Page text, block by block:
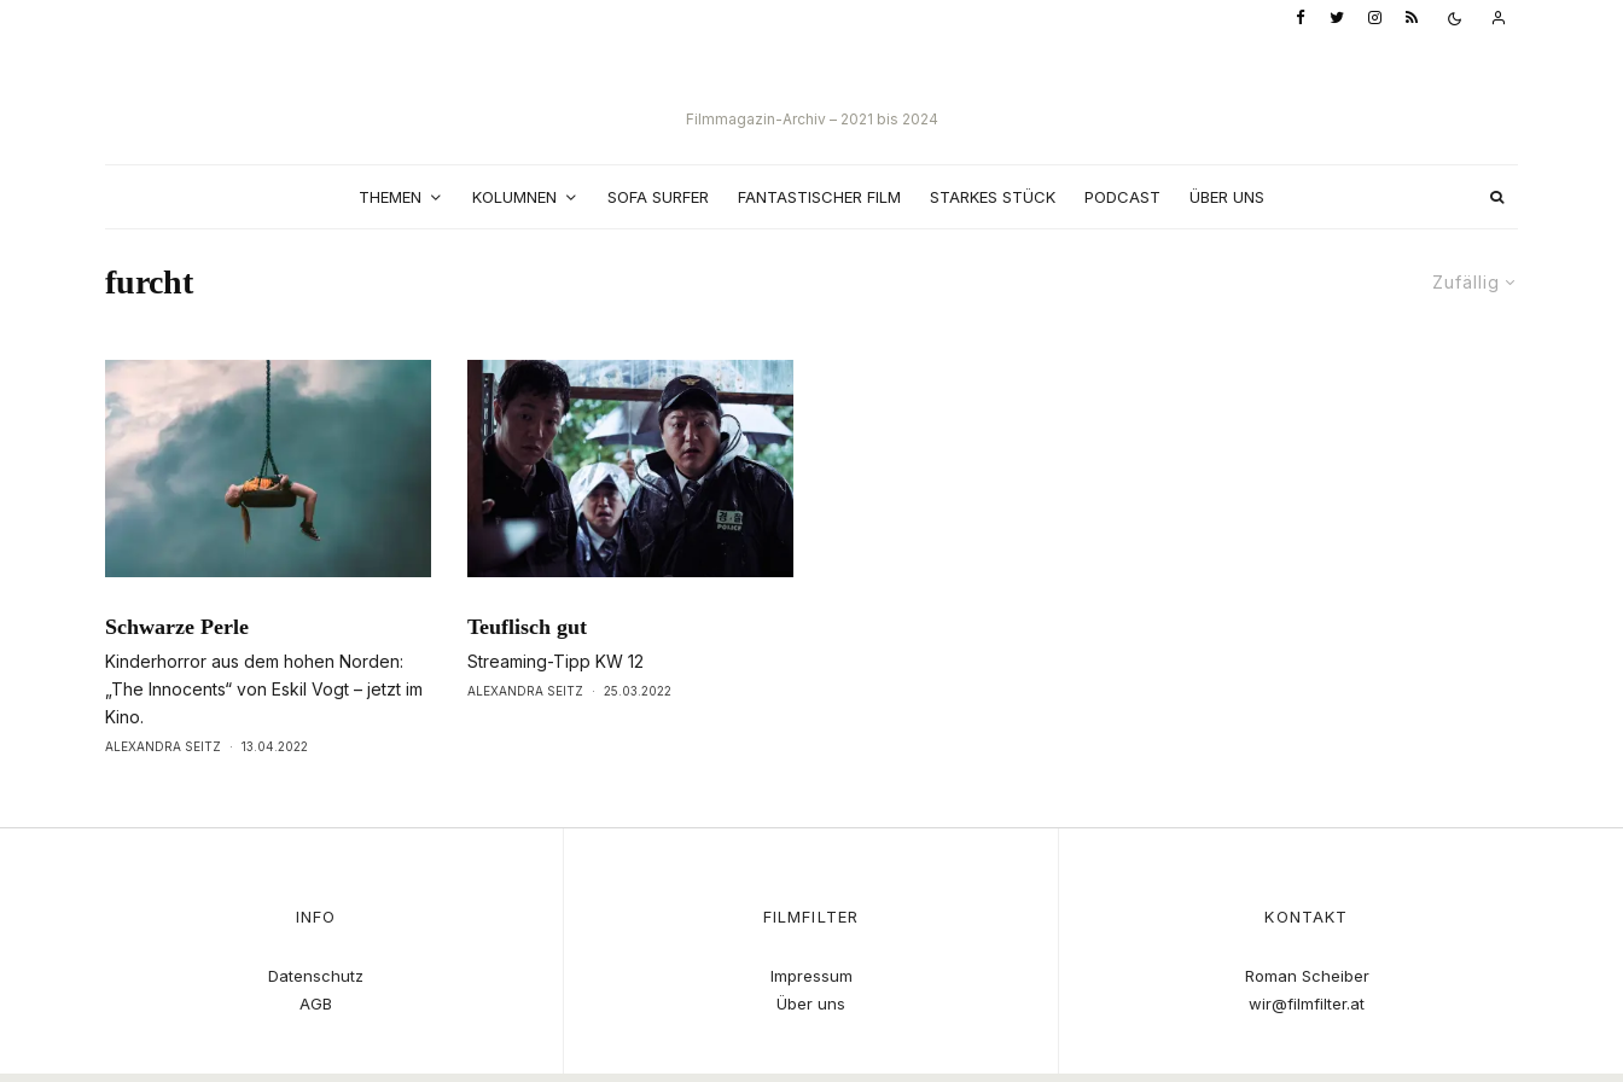
Filmmagazin-Archiv – 2021 bis 2024
THEMEN KOLUMNEN SOFA SURFER FANTASTISCHER FILM STARKES STÜCK PODCAST ÜBER UNS
Zufällig
furcht
Schwarze Perle
Kinderhorror aus dem hohen Norden:
„The Innocents“ von Eskil Vogt – jetzt im
Kino.
ALEXANDRA SEITZ · 13.04.2022
Teuflisch gut
Streaming-Tipp KW 12
ALEXANDRA SEITZ · 25.03.2022
INFO
Datenschutz
AGB
FILMFILTER
Impressum
Über uns
KONTAKT
Roman Scheiber
wir@filmfilter.at